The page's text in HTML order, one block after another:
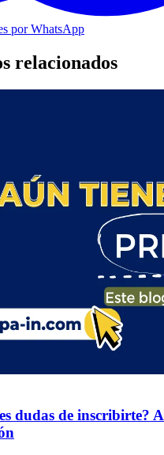
por WhatsApp
relacionados
dudas de inscribirte?